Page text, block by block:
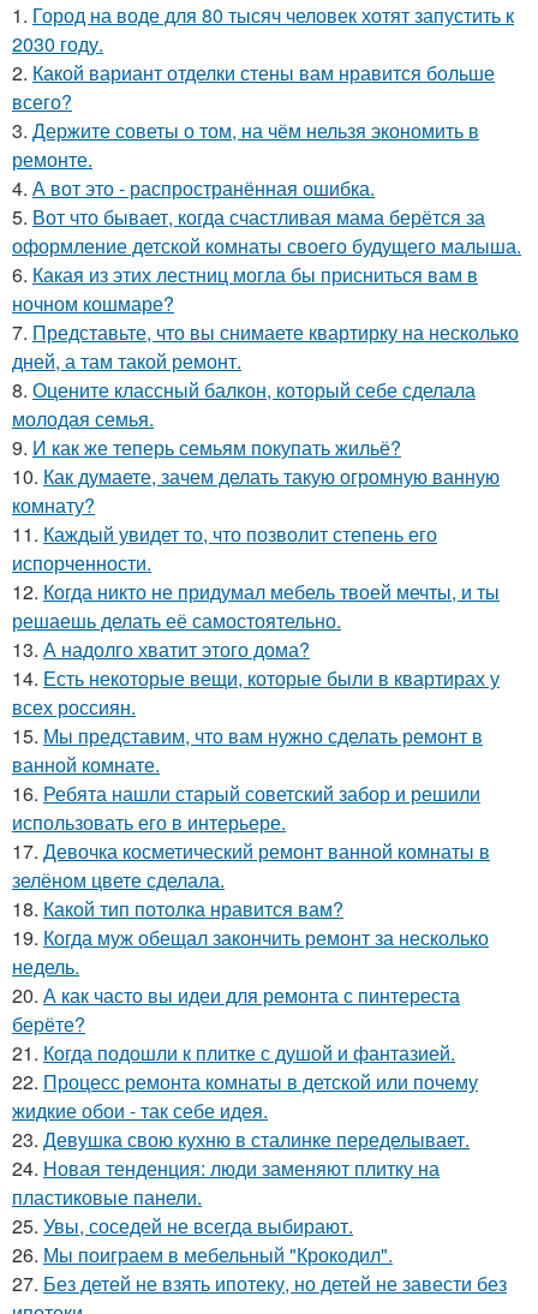
1. Город на воде для 80 тысяч человек хотят запустить к
2030 году.
2. Какой вариант отделки стены вам нравится больше
всего?
3. Держите советы о том, на чём нельзя экономить в
ремонте.
4. А вот это - распространённая ошибка.
5. Вот что бывает, когда счастливая мама берётся за
оформление детской комнаты своего будущего малыша.
6. Какая из этих лестниц могла бы присниться вам в
ночном кошмаре?
7. Представьте, что вы снимаете квартирку на несколько
дней, а там такой ремонт.
8. Оцените классный балкон, который себе сделала
молодая семья.
9. И как же теперь семьям покупать жильё?
10. Как думаете, зачем делать такую огромную ванную
комнату?
11. Каждый увидет то, что позволит степень его
испорченности.
12. Когда никто не придумал мебель твоей мечты, и ты
решаешь делать её самостоятельно.
13. А надолго хватит этого дома?
14. Есть некоторые вещи, которые были в квартирах у
всех россиян.
15. Мы представим, что вам нужно сделать ремонт в
ванной комнате.
16. Ребята нашли старый советский забор и решили
использовать его в интерьере.
17. Девочка косметический ремонт ванной комнаты в
зелёном цвете сделала.
18. Какой тип потолка нравится вам?
19. Когда муж обещал закончить ремонт за несколько
недель.
20. А как часто вы идеи для ремонта с пинтереста
берёте?
21. Когда подошли к плитке с душой и фантазией.
22. Процесс ремонта комнаты в детской или почему
жидкие обои - так себе идея.
23. Девушка свою кухню в сталинке переделывает.
24. Новая тенденция: люди заменяют плитку на
пластиковые панели.
25. Увы, соседей не всегда выбирают.
26. Мы поиграем в мебельный "Крокодил".
27. Без детей не взять ипотеку, но детей не завести без